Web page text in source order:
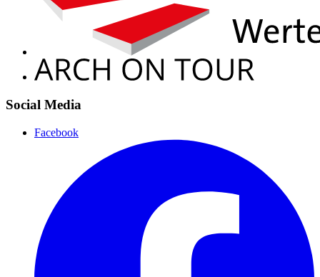
Social Media
Facebook